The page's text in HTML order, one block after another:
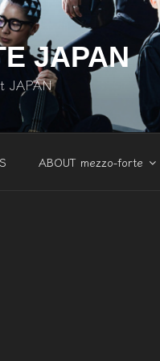
JAPAN
JAPAN
ABOUT mezzo-forte